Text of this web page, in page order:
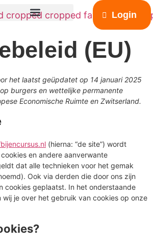
Login
(EU)
het laatst geüpdatet op 14 januari 2025
burgers en wettelijke permanente
Economische Ruimte en Zwitserland.
(hierna: “de site”) wordt
en andere aanverwante
dat alle technieken voor het gemak
Ook via derden die door ons zijn
cookies geplaatst. In het onderstaande
wij je over het gebruik van cookies op onze